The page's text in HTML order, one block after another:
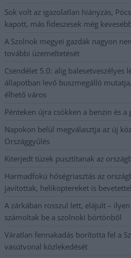
Sok volt az igazolatlan hiányzás,
kapott, más fideszesek még
A Szolnok megyei gazdák nagyon
további üzemeltetését
Csendélet 5.0: alig balesetveszélyes
állapotban levő buszmegálló
élhető város
Pénteken újra csökken a benzin és a
Napokon belül megválasztja az új
Országgyűlés
Kiterjedt tüzek pusztítanak az
Harmadfokú hőségriasztás az
javítottak, helikoptereket is
A zárkában rosszul lett, elájult –
számoltak be a szolnoki börtönből
Váratlan fennakadás borította fel a
vasútvonal közlekedését